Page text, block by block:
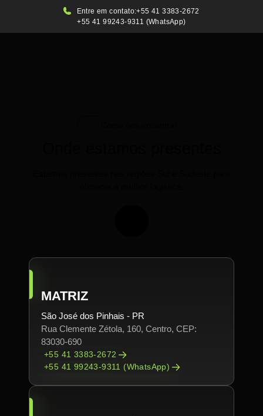
Entre em contato:+55 41 3383-2672
+55 41 99243-9311 (WhatsApp)
MATRIZ
São José dos Pinhais - PR
Rua Clemente Zétola, 160, Centro, CEP:
83030-690
+55 41 3383-2672
+55 41 99243-9311 (WhatsApp)